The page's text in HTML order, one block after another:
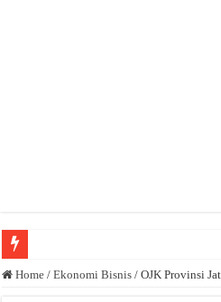
Anda butuh promosi usaha? Kontak ke
Home / Ekonomi Bisnis / OJK Provinsi